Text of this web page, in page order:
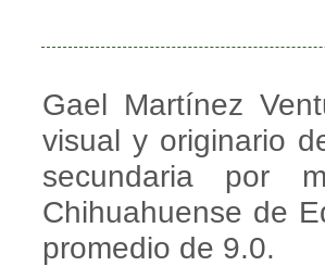
Gael Martínez
visual y originario
secundaria por
Chihuahuense de
promedio de 9.0.